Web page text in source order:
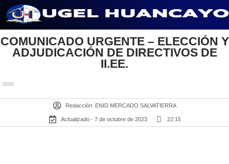
al
contenido
COMUNICADO URGENTE – ELECCIÓN Y
ADJUDICACIÓN DE DIRECTIVOS DE
II.EE.
Redacción: ENID MERCADO SALVATIERRA
Actualizado - 7 de octubre de 2023 22:15